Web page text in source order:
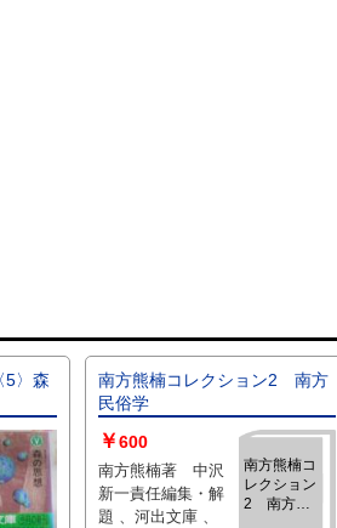
5〉森
南方熊楠コレクション2 南方
民俗学
南方熊楠コ
レクション
2 南方民
￥600
南方熊楠著 中沢
新一責任編集・解
題 、河出文庫 、